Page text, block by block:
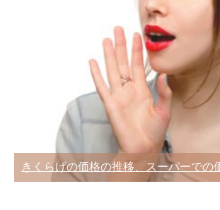
きくらげの価格の推移、スーパーでの